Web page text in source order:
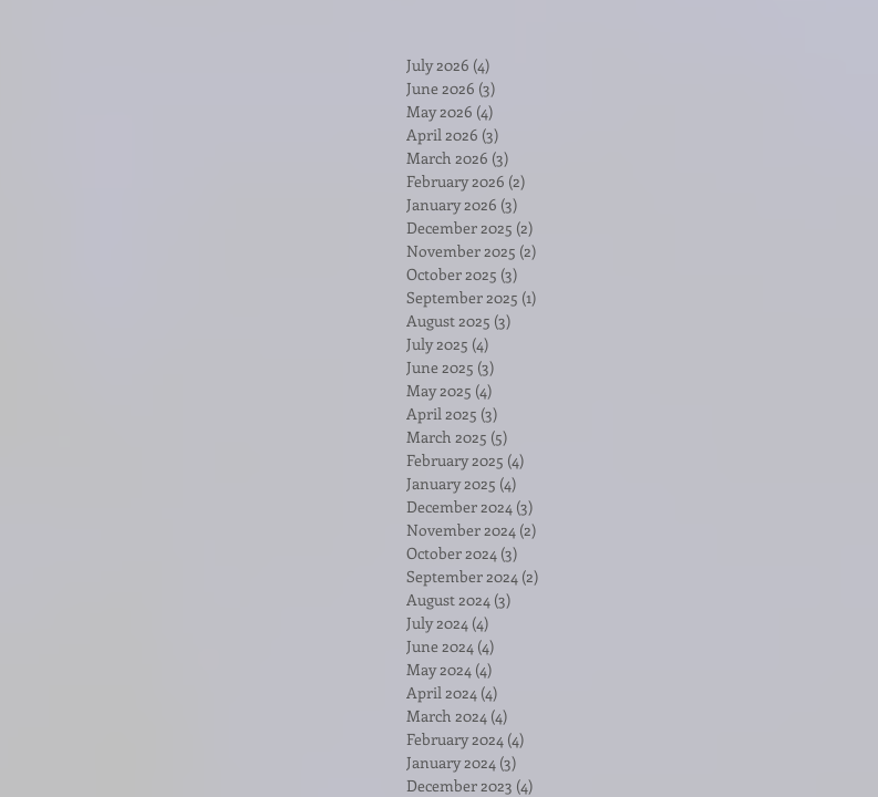
July 2026 (4)
June 2026 (3)
May 2026 (4)
April 2026 (3)
March 2026 (3)
February 2026 (2)
January 2026 (3)
December 2025 (2)
November 2025 (2)
October 2025 (3)
September 2025 (1)
August 2025 (3)
July 2025 (4)
June 2025 (3)
May 2025 (4)
April 2025 (3)
March 2025 (5)
February 2025 (4)
January 2025 (4)
December 2024 (3)
November 2024 (2)
October 2024 (3)
September 2024 (2)
August 2024 (3)
July 2024 (4)
June 2024 (4)
May 2024 (4)
April 2024 (4)
March 2024 (4)
February 2024 (4)
January 2024 (3)
December 2023 (4)